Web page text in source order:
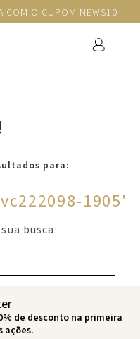
COM O CUPOM NEWS10
para:
1905'
busca:
de desconto na primeira
ações.